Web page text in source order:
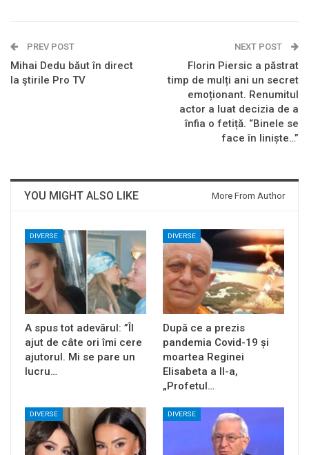
PREV POST
Mihai Dedu băut în direct
la ştirile Pro TV
NEXT POST
Florin Piersic a păstrat
timp de mulți ani un secret
emoționant. Renumitul
actor a luat decizia de a
înfia o fetiță. “Binele se
face în liniște…”
YOU MIGHT ALSO LIKE More From Author
DIVERSE
A spus tot adevărul: ”Îl
ajut de câte ori îmi cere
ajutorul. Mi se pare un
lucru…
DIVERSE
După ce a prezis
pandemia Covid-19 și
moartea Reginei
Elisabeta a II-a,
„Profetul…
DIVERSE DIVERSE